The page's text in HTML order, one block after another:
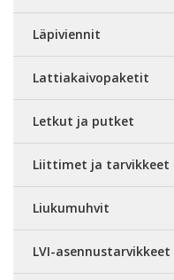
Läpiviennit
Lattiakaivopaketit
Letkut ja putket
Liittimet ja tarvikkeet
Liukumuhvit
LVI-asennustarvikkeet